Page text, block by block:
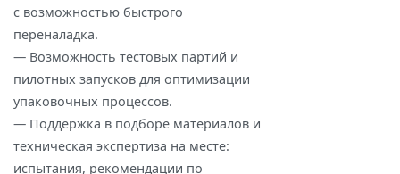
с возможностью быстрого
переналадка.
— Возможность тестовых партий и
пилотных запусков для оптимизации
упаковочных процессов.
— Поддержка в подборе материалов и
техническая экспертиза на месте:
испытания, рекомендации по